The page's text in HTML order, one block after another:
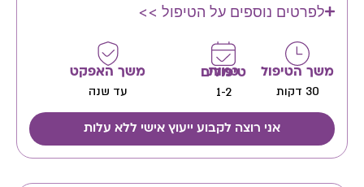
לפרטים נוספים על הטיפול >>
משך הטיפול
30 דקות
כמות טיפולים
1-2
משך האפקט
עד שנה
אני רוצה לקבוע ייעוץ אישי ללא עלות